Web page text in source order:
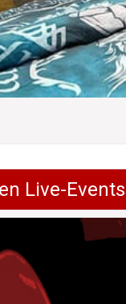
Live-Events